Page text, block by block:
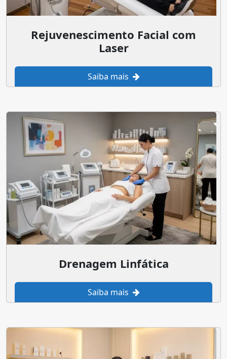
Rejuvenescimento Facial com
Laser
Saiba mais
Drenagem Linfática
Saiba mais